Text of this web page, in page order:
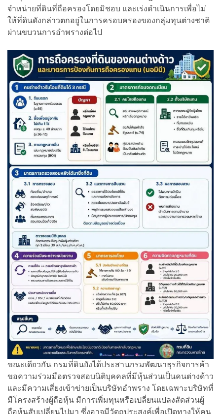
จำหน่ายที่ดินที่ถือครองโดยมิชอบ และเร่งดำเนินการเพื่อไม่
ให้ที่ดินดังกล่าวตกอยู่ในการครอบครองของกลุ่มทุนต่างชาติ
ผ่านขบวนการอำพรางต่อไป
ขณะเดียวกัน กรมที่ดินยังได้ประสานกรมพัฒนาธุรกิจการค้า
ขอความร่วมมือตรวจสอบนิติบุคคลที่มีหุ้นส่วนเป็นคนต่างด้าว
และมีความเสี่ยงเข้าข่ายเป็นบริษัทอำพราง โดยเฉพาะบริษัทที่
มีโครงสร้างผู้ถือหุ้น มีการเพิ่มทุนหรือเปลี่ยนแปลงสัดส่วนผู้
ถือหุ้นสับเปลี่ยนไปมา ซึ่งอาจมีวัตถุประสงค์เพื่อเปิดทางให้คน